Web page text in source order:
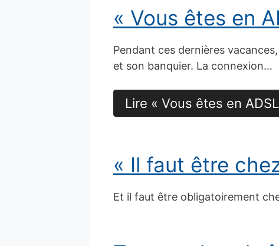
« Vous êtes en
Pendant ces dernières
et son banquier. La connexion…
Lire « Vous êtes en
« Il faut être
Et il faut être obligatoirement